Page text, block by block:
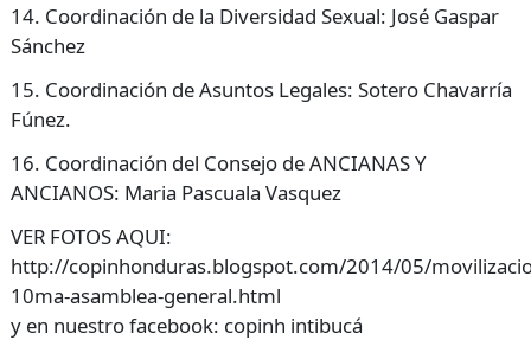
14. Coordinación de la Diversidad Sexual: José Gaspar
Sánchez
15. Coordinación de Asuntos Legales: Sotero Chavarría
Fúnez.
16. Coordinación del Consejo deANCIANASY
ANCIANOS: Maria Pascuala Vasquez
VER FOTOSAQUI:
http://copinhonduras.blogspot.com/2014/05/
10ma-asamblea-general.html
y en nuestro facebook: copinh intibucá